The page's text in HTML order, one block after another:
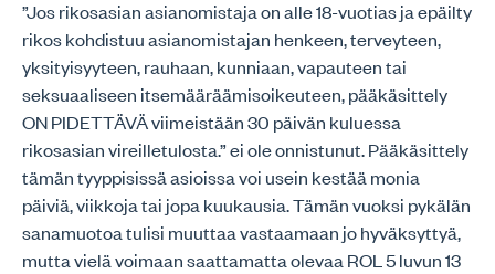
”Jos rikosasian asianomistaja on alle 18-vuotias ja epäilty
rikos kohdistuu asianomistajan henkeen, terveyteen,
yksityisyyteen, rauhaan, kunniaan, vapauteen tai
seksuaaliseen itsemääräämisoikeuteen, pääkäsittely
ON PIDETTÄVÄ viimeistään 30 päivän kuluessa
rikosasian vireilletulosta.” ei ole onnistunut. Pääkäsittely
tämän tyyppisissä asioissa voi usein kestää monia
päiviä, viikkoja tai jopa kuukausia. Tämän vuoksi pykälän
sanamuotoa tulisi muuttaa vastaamaan jo hyväksyttyä,
mutta vielä voimaan saattamatta olevaa ROL 5 luvun 13